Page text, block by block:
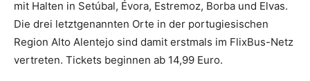
mit Halten in Setúbal, Évora, Estremoz, Borba und Elvas.
Die drei letztgenannten Orte in der portugiesischen
Region Alto Alentejo sind damit erstmals im FlixBus-Netz
vertreten. Tickets beginnen ab 14,99 Euro.